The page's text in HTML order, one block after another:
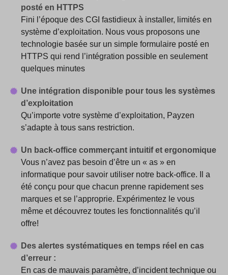
posté en HTTPS
Fini l’époque des CGI fastidieux à installer, limités en
système d’exploitation. Nous vous proposons une
technologie basée sur un simple formulaire posté en
HTTPS qui rend l’intégration possible en seulement
quelques minutes
Une intégration disponible pour tous les systèmes
d’exploitation
Qu’importe votre système d’exploitation, Payzen
s’adapte à tous sans restriction.
Un back-office commerçant intuitif et ergonomique
Vous n’avez pas besoin d’être un « as » en
informatique pour savoir utiliser notre back-office. Il a
été conçu pour que chacun prenne rapidement ses
marques et se l’approprie. Expérimentez le vous
même et découvrez toutes les fonctionnalités qu’il
offre!
Des alertes systématiques en temps réel en cas
d’erreur :
En cas de mauvais paramètre, d’incident technique ou